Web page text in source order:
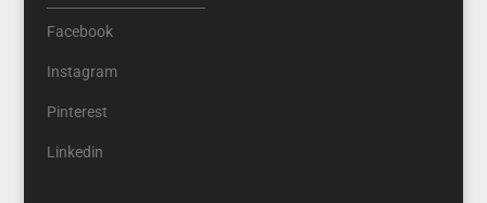
Facebook
Instagram
Pinterest
Linkedin